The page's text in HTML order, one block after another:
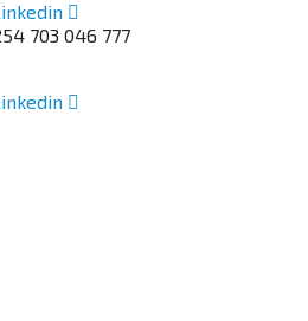
703 046 777